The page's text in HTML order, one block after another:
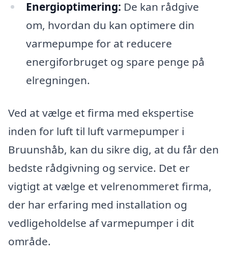
Energioptimering: De kan rådgive
om, hvordan du kan optimere din
varmepumpe for at reducere
energiforbruget og spare penge på
elregningen.
Ved at vælge et firma med ekspertise
inden for luft til luft varmepumper i
Bruunshåb, kan du sikre dig, at du får den
bedste rådgivning og service. Det er
vigtigt at vælge et velrenommeret firma,
der har erfaring med installation og
vedligeholdelse af varmepumper i dit
område.